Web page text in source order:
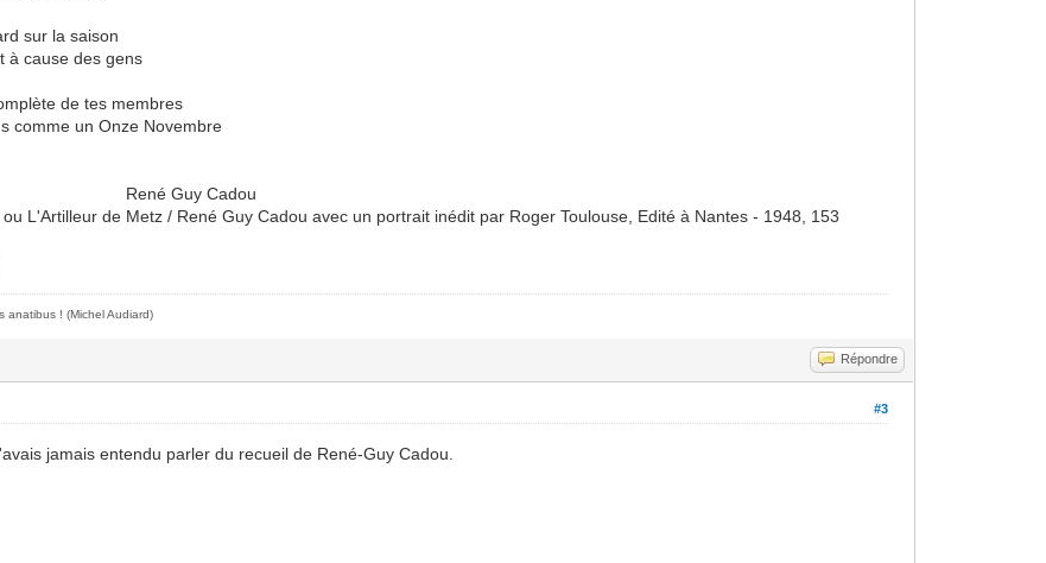
sur la saison
à cause des gens
de tes membres
comme un Onze Novembre
Cadou
L'Artilleur de Metz / René Guy Cadou avec un portrait inédit par Roger Toulouse, Edité à Nantes - 1948, 153
anatibus !(Michel Audiard)
Répondre
#3
jamais entendu parler du recueil de René-Guy Cadou.